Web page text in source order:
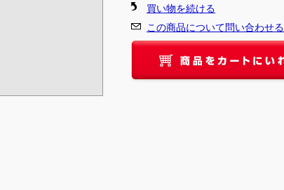
買い物を続ける
この商品について問い合わせる